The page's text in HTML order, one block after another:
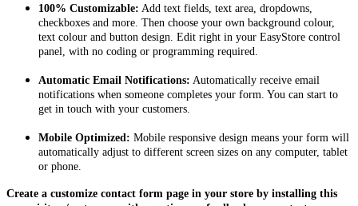
100% Customizable: Add text fields, text area, dropdowns,
checkboxes and more. Then choose your own background colour,
text colour and button design. Edit right in your EasyStore control
panel, with no coding or programming required.
Automatic Email Notifications: Automatically receive email
notifications when someone completes your form. You can start to
get in touch with your customers.
Mobile Optimized: Mobile responsive design means your form will
automatically adjust to different screen sizes on any computer, tablet
or phone.
Create a customize contact form page in your store by installing this